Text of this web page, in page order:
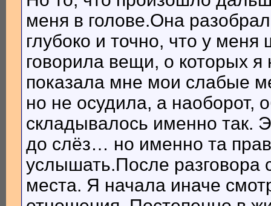
меня в голове.Она
глубоко и точно, что у
говорила вещи, о которых
показала мне мои слабые
но не осудила, а наоборот,
складывалось именно так.
до слёз… но именно та
услышать.После разговора
места. Я начала иначе